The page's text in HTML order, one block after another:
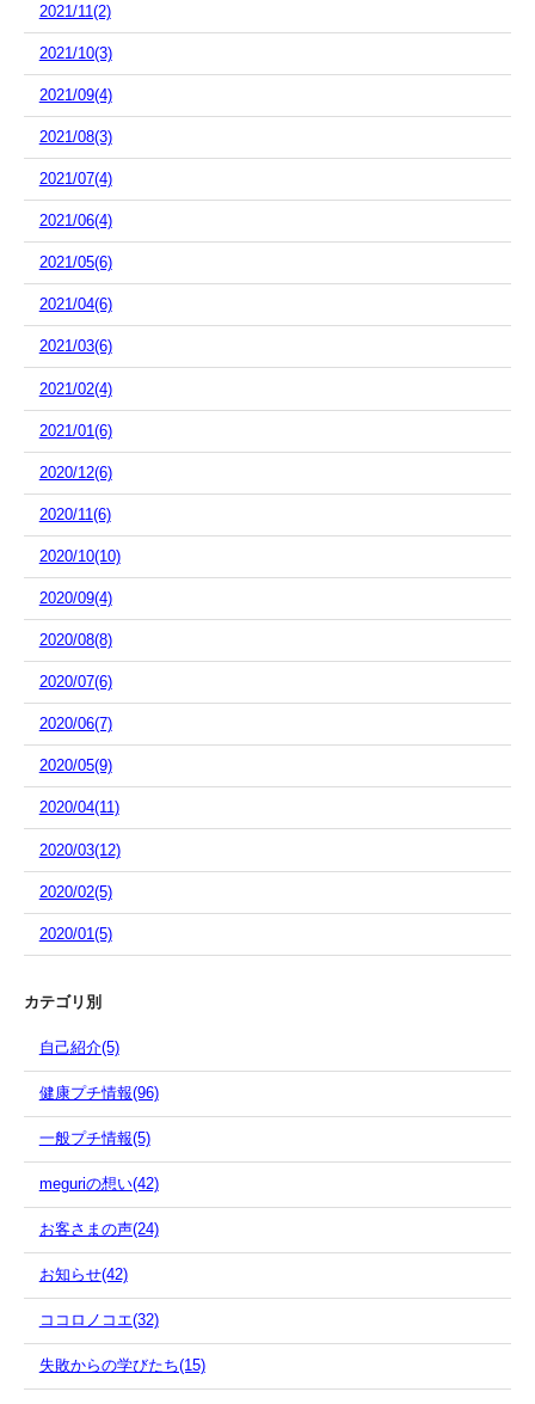
2021/11(2)
2021/10(3)
2021/09(4)
2021/08(3)
2021/07(4)
2021/06(4)
2021/05(6)
2021/04(6)
2021/03(6)
2021/02(4)
2021/01(6)
2020/12(6)
2020/11(6)
2020/10(10)
2020/09(4)
2020/08(8)
2020/07(6)
2020/06(7)
2020/05(9)
2020/04(11)
2020/03(12)
2020/02(5)
2020/01(5)
カテゴリ別
自己紹介(5)
健康プチ情報(96)
一般プチ情報(5)
meguriの想い(42)
お客さまの声(24)
お知らせ(42)
ココロノコエ(32)
失敗からの学びたち(15)